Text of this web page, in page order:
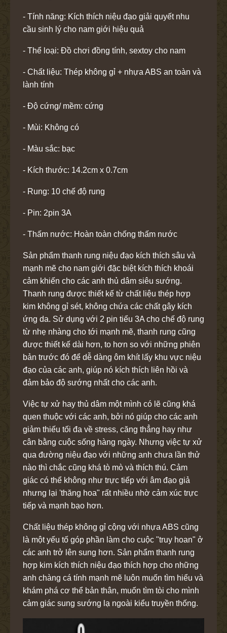
- Tính năng: Kích thích niệu đạo giải quyết nhu
cầu sinh lý cho nam giới hiệu quả
- Thể loại: Đồ chơi đồng tính, sextoy cho nam
- Chất liệu: Thép không gỉ + nhựa ABS an toàn và
lành tính
- Độ cứng/ mềm: cứng
- Mùi: Không có
- Màu sắc: bạc
- Kích thước: 14.2cm x 0.7cm
- Rung: 10 chế độ rung
- Pin: 2pin 3A
- Thấm nước: Hoàn toàn chống thấm nước
Sản phẩm thanh rung niệu đạo kích thích sâu và
mạnh mẽ cho nam giới đặc biệt kích thích khoái
cảm khiến cho các anh thủ dâm siêu sướng.
Thanh rung được thiết kế từ chất liệu thép hợp
kim không gỉ sét, không chứa các chất gây kích
ứng da. Sử dụng với 2 pin tiểu 3A cho chế độ rung
từ nhẹ nhàng cho tới mạnh mẽ, thanh rung cũng
được thiết kế dài hơn, to hơn so với những phiên
bản trước đó để dễ dàng ôm khít lấy khu vực niệu
đạo của các anh, giúp nó kích thích liên hồi và
đảm bảo độ sướng nhất cho các anh.
Việc tự xử hay thủ dâm một mình có lẽ cũng khá
quen thuộc với các anh, bởi nó giúp cho các anh
giảm thiếu tối đa về stress, căng thẳng hay như
cân bằng cuộc sống hàng ngày. Nhưng việc tự xử
qua đường niệu đạo với những anh chưa lần thử
nào thì chắc cũng khá tò mò và thích thú. Cảm
giác có thể không như trực tiếp với âm đạo giả
nhưng lại 'thăng hoa" rất nhiều nhờ cảm xúc trực
tiếp và mạnh bạo hơn.
Chất liệu thép không gỉ cộng với nhựa ABS cũng
là một yếu tố góp phần làm cho cuộc "truy hoan" ở
các anh trở lên sung hơn. Sản phẩm thanh rung
hợp kim kích thích niệu đạo thích hợp cho những
anh chàng cá tính mạnh mẽ luôn muốn tìm hiểu và
khám phá cơ thể bản thân, muốn tìm tòi cho mình
cảm giác sung sướng lạ ngoài kiểu truyền thống.